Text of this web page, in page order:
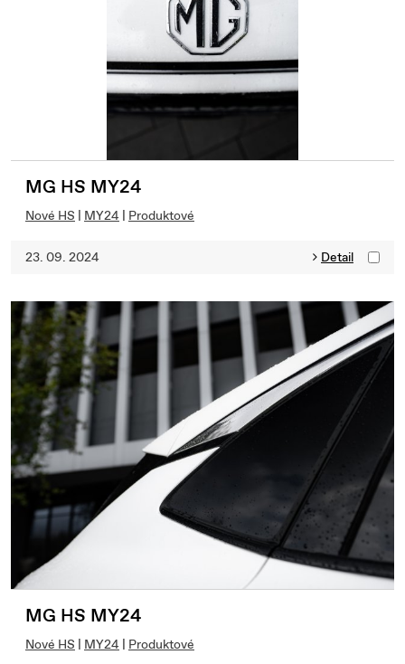
MG HS MY24
Nové HS | MY24 | Produktové
23. 09. 2024 Detail
MG HS MY24
Nové HS | MY24 | Produktové